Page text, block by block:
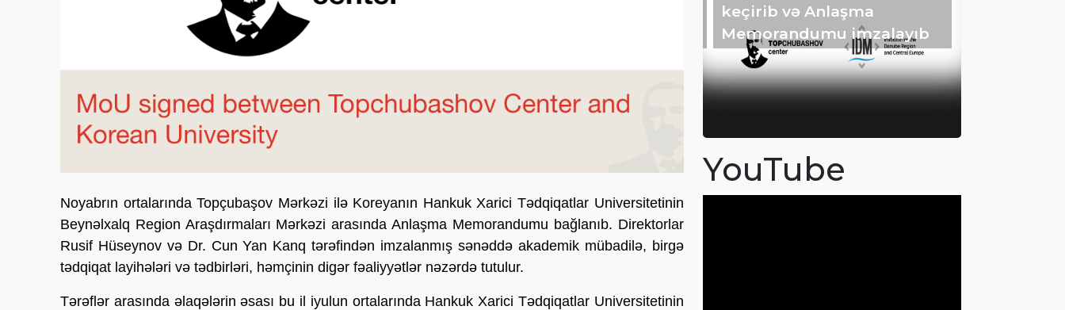
Noyabrın ortalarında Topçubaşov Mərkəzi ilə Koreyanın Hankuk Xarici Tədqiqatlar Universitetinin
Beynəlxalq Region Araşdırmaları Mərkəzi arasında Anlaşma Memorandumu bağlanıb. Direktorlar
Rusif Hüseynov və Dr. Cun Yan Kanq tərəfindən imzalanmış sənəddə akademik mübadilə, birgə
tədqiqat layihələri və tədbirləri, həmçinin digər fəaliyyətlər nəzərdə tutulur.
Tərəflər arasında əlaqələrin əsası bu il iyulun ortalarında Hankuk Xarici Tədqiqatlar Universitetinin
keçirib və Anlaşma
Memorandumu imzalayıb
YouTube